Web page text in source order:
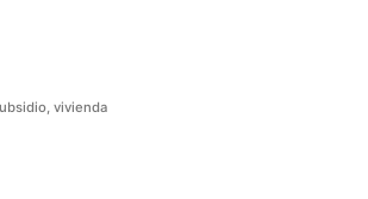
,vivienda